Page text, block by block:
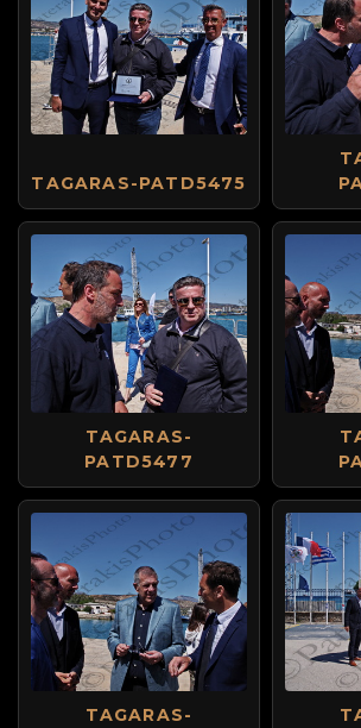
TAGARAS-PATD5475
TAGARAS-
PATD5477
TAGARAS-